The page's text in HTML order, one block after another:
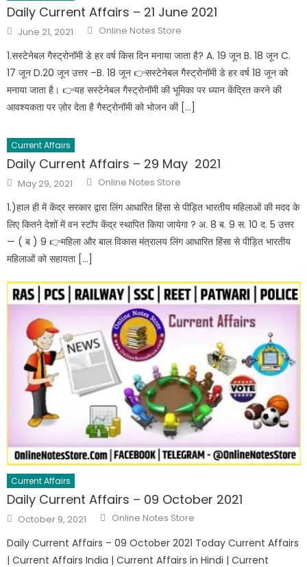
Daily Current Affairs – 21 June 2021
June 21, 2021 Online Notes Store
1.सस्टेनेबल गैस्ट्रोनॉमी डे हर वर्ष किस दिन मनाया जाता है? A. 19 जून B. 18 जून C.
17 जून D.20 जून उत्तर –B. 18 जून 👉सस्टेनेबल गैस्ट्रोनॉमी डे हर वर्ष 18 जून को
मनाया जाता है। 👉यह सस्टेनेबल गैस्ट्रोनॉमी की भूमिका पर ध्यान केंद्रित करने की
आवश्यकता पर ज़ोर देता है गैस्ट्रोनॉमी को भोजन की […]
Current Affairs
Daily Current Affairs – 29 May 2021
May 29, 2021 Online Notes Store
1.)हाल ही में केंद्र सरकार द्वारा लिंग आधारित हिंसा से पीड़ित भारतीय महिलाओं की मदद के
लिए कितने देशों में वन स्टॉप केंद्र स्थापित किया जायेगा ? अ. 8 ब. 9 स. 10 द. 5 उत्तर
— ( ब ) 9 👉महिला और बाल विकास मंत्रालय लिंग आधारित हिंसा से पीड़ित भारतीय
महिलाओं को सहायता […]
Current Affairs
Daily Current Affairs – 09 October 2021
October 9, 2021 Online Notes Store
Daily Current Affairs – 09 October 2021 Today Current Affairs
| Current Affairs India | Current Affairs in Hindi | Current